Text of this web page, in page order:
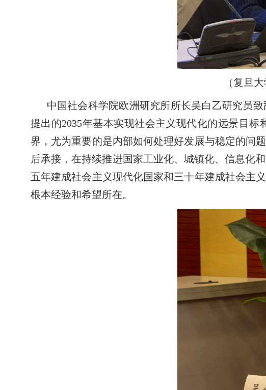
（复旦
中国社会科学院欧洲研究所所长吴白乙研究员
提出的2035年基本实现社会主义现代化的远景目
界，尤为重要的是内部如何处理好发展与稳定的问
后承接，在持续推进国家工业化、城镇化、信息化
五年建成社会主义现代化国家和三十年建成社会主
根本经验和希望所在。